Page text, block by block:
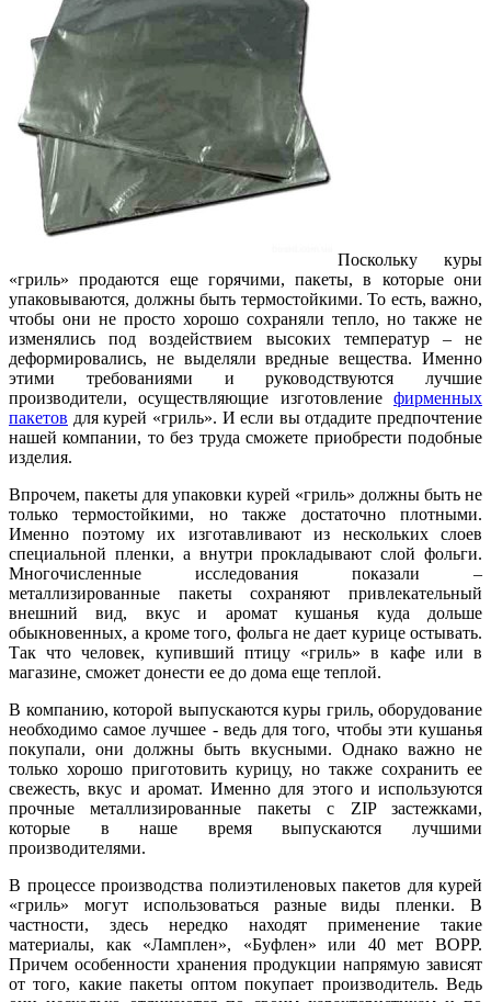
Поскольку куры
«гриль» продаются еще горячими, пакеты, в которые они
упаковываются, должны быть термостойкими. То есть, важно,
чтобы они не просто хорошо сохраняли тепло, но также не
изменялись под воздействием высоких температур – не
деформировались, не выделяли вредные вещества. Именно
этими требованиями и руководствуются лучшие
производители, осуществляющие изготовление фирменных
пакетов для курей «гриль». И если вы отдадите предпочтение
нашей компании, то без труда сможете приобрести подобные
изделия.
Впрочем, пакеты для упаковки курей «гриль» должны быть не
только термостойкими, но также достаточно плотными.
Именно поэтому их изготавливают из нескольких слоев
специальной пленки, а внутри прокладывают слой фольги.
Многочисленные исследования показали –
металлизированные пакеты сохраняют привлекательный
внешний вид, вкус и аромат кушанья куда дольше
обыкновенных, а кроме того, фольга не дает курице остывать.
Так что человек, купивший птицу «гриль» в кафе или в
магазине, сможет донести ее до дома еще теплой.
В компанию, которой выпускаются куры гриль, оборудование
необходимо самое лучшее - ведь для того, чтобы эти кушанья
покупали, они должны быть вкусными. Однако важно не
только хорошо приготовить курицу, но также сохранить ее
свежесть, вкус и аромат. Именно для этого и используются
прочные металлизированные пакеты с ZIP застежками,
которые в наше время выпускаются лучшими
производителями.
В процессе производства полиэтиленовых пакетов для курей
«гриль» могут использоваться разные виды пленки. В
частности, здесь нередко находят применение такие
материалы, как «Ламплен», «Буфлен» или 40 мет ВОРР.
Причем особенности хранения продукции напрямую зависят
от того, какие пакеты оптом покупает производитель. Ведь